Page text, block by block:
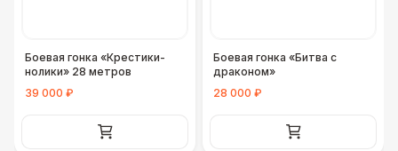
Боевая гонка «Крестики-
нолики» 28 метров
39 000 ₽
Боевая гонка «Битва с
драконом»
28 000 ₽